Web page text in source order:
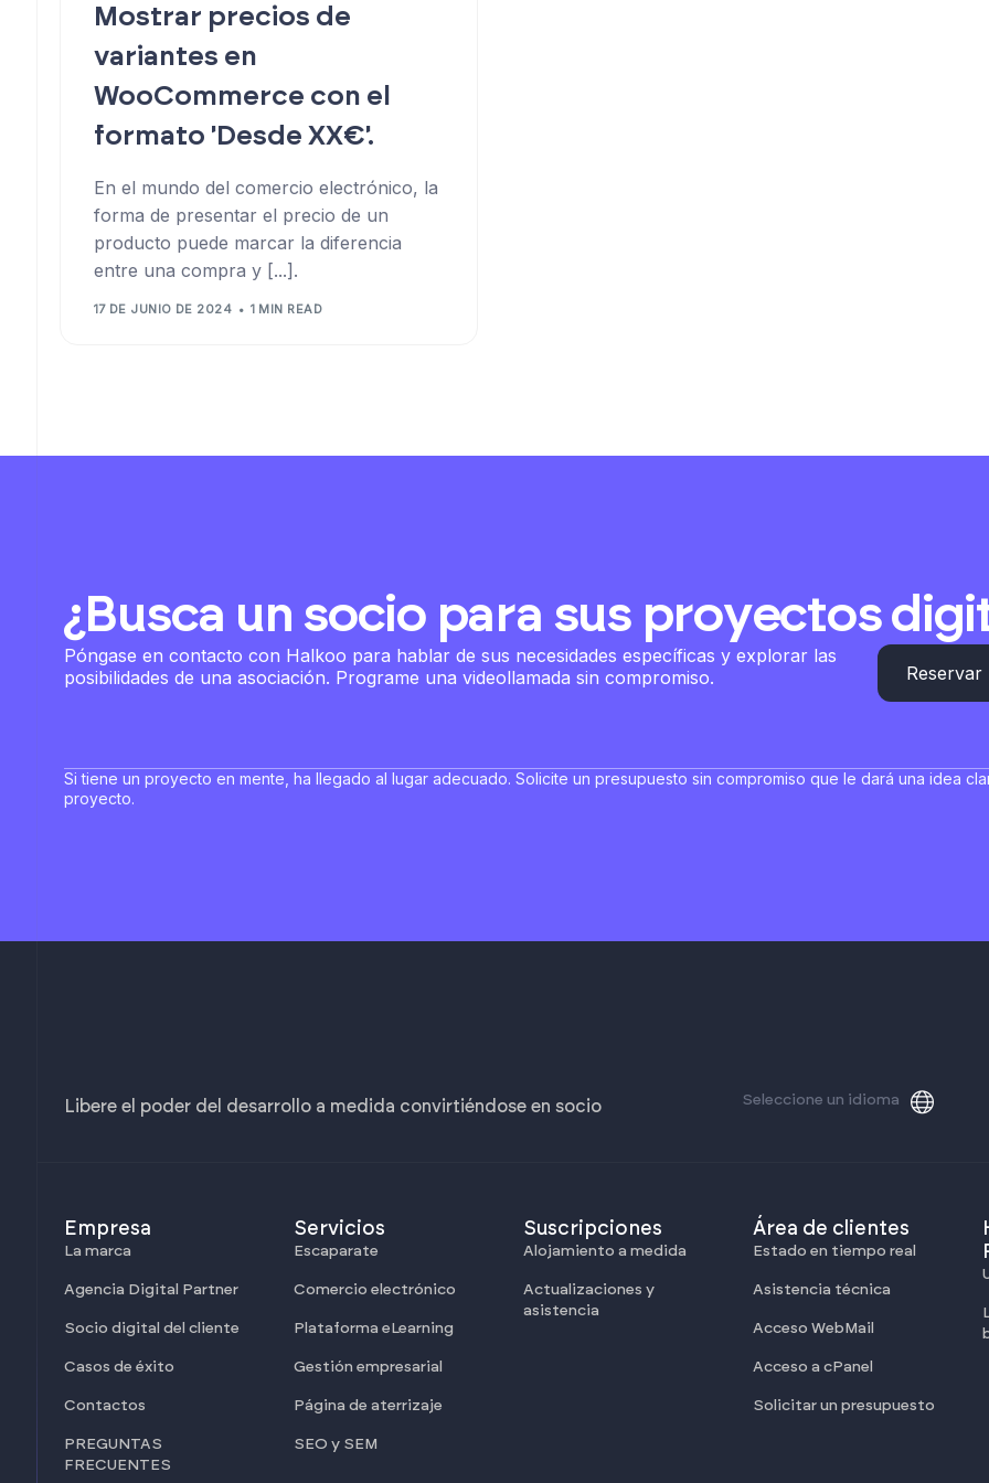
Mostrar precios de
variantes en
WooCommerce con el
formato 'Desde XX€'.
En el mundo del comercio electrónico, la
forma de presentar el precio de un
producto puede marcar la diferencia
entre una compra y [...].
17 DE JUNIO DE 2024 1 MIN READ
¿Busca un socio para sus proyectos
Póngase en contacto con Halkoo para hablar de sus necesidades específicas y explorar las
posibilidades de una asociación. Programe una videollamada sin compromiso.
Reservar
Si tiene un proyecto en mente, ha llegado al lugar adecuado. Solicite un presupuesto sin compromiso que le dará una idea
proyecto.
Libere el poder del desarrollo a medida convirtiéndose en socio Seleccione un idioma
Empresa
La marca
Agencia Digital Partner
Socio digital del cliente
Casos de éxito
Contactos
PREGUNTAS
FRECUENTES
Servicios
Escaparate
Comercio electrónico
Plataforma eLearning
Gestión empresarial
Página de aterrizaje
SEO y SEM
Suscripciones
Alojamiento a medida
Actualizaciones y
asistencia
Área de clientes
Estado en tiempo real
Asistencia técnica
Acceso WebMail
Acceso a cPanel
Solicitar un presupuesto